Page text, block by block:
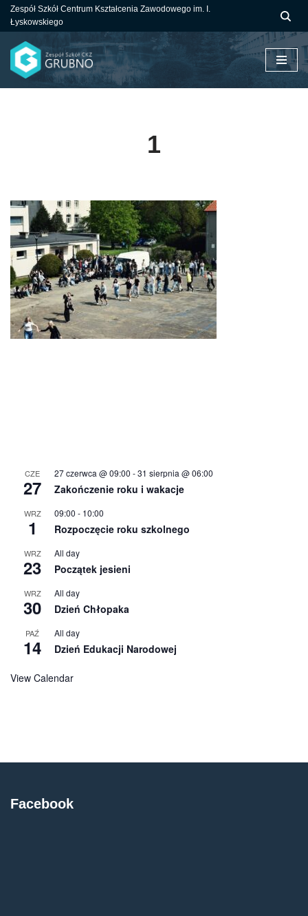
do
treści
Zespół Szkół Centrum Kształcenia Zawodowego im. I.
Łyskowskiego
1
CZE
27
27 czerwca @ 09:00 -31 sierpnia @ 06:00
Zakończenie roku i wakacje
WRZ
1
09:00 - 10:00
Rozpoczęcie roku szkolnego
WRZ
23
All day
Początek jesieni
WRZ
30
All day
Dzień Chłopaka
PAŹ
14
All day
Dzień Edukacji Narodowej
View Calendar
Facebook